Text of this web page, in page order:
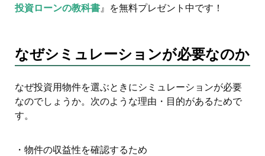
投資ローンの教科書』を無料プレゼント中です！
なぜシミュレーションが必要なのか
なぜ投資用物件を選ぶときにシミュレーションが必要
なのでしょうか。次のような理由・目的があるためで
す。
・物件の収益性を確認するため